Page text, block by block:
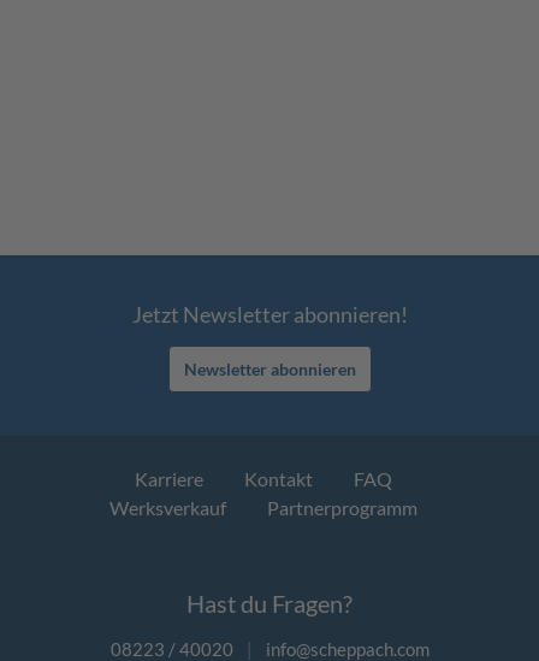
Jetzt Newsletter abonnieren!
Newsletter abonnieren
Karriere Kontakt
FAQ
Werksverkauf
Partnerprogramm
Hast du Fragen?
08223 / 40020 | info@scheppach.com